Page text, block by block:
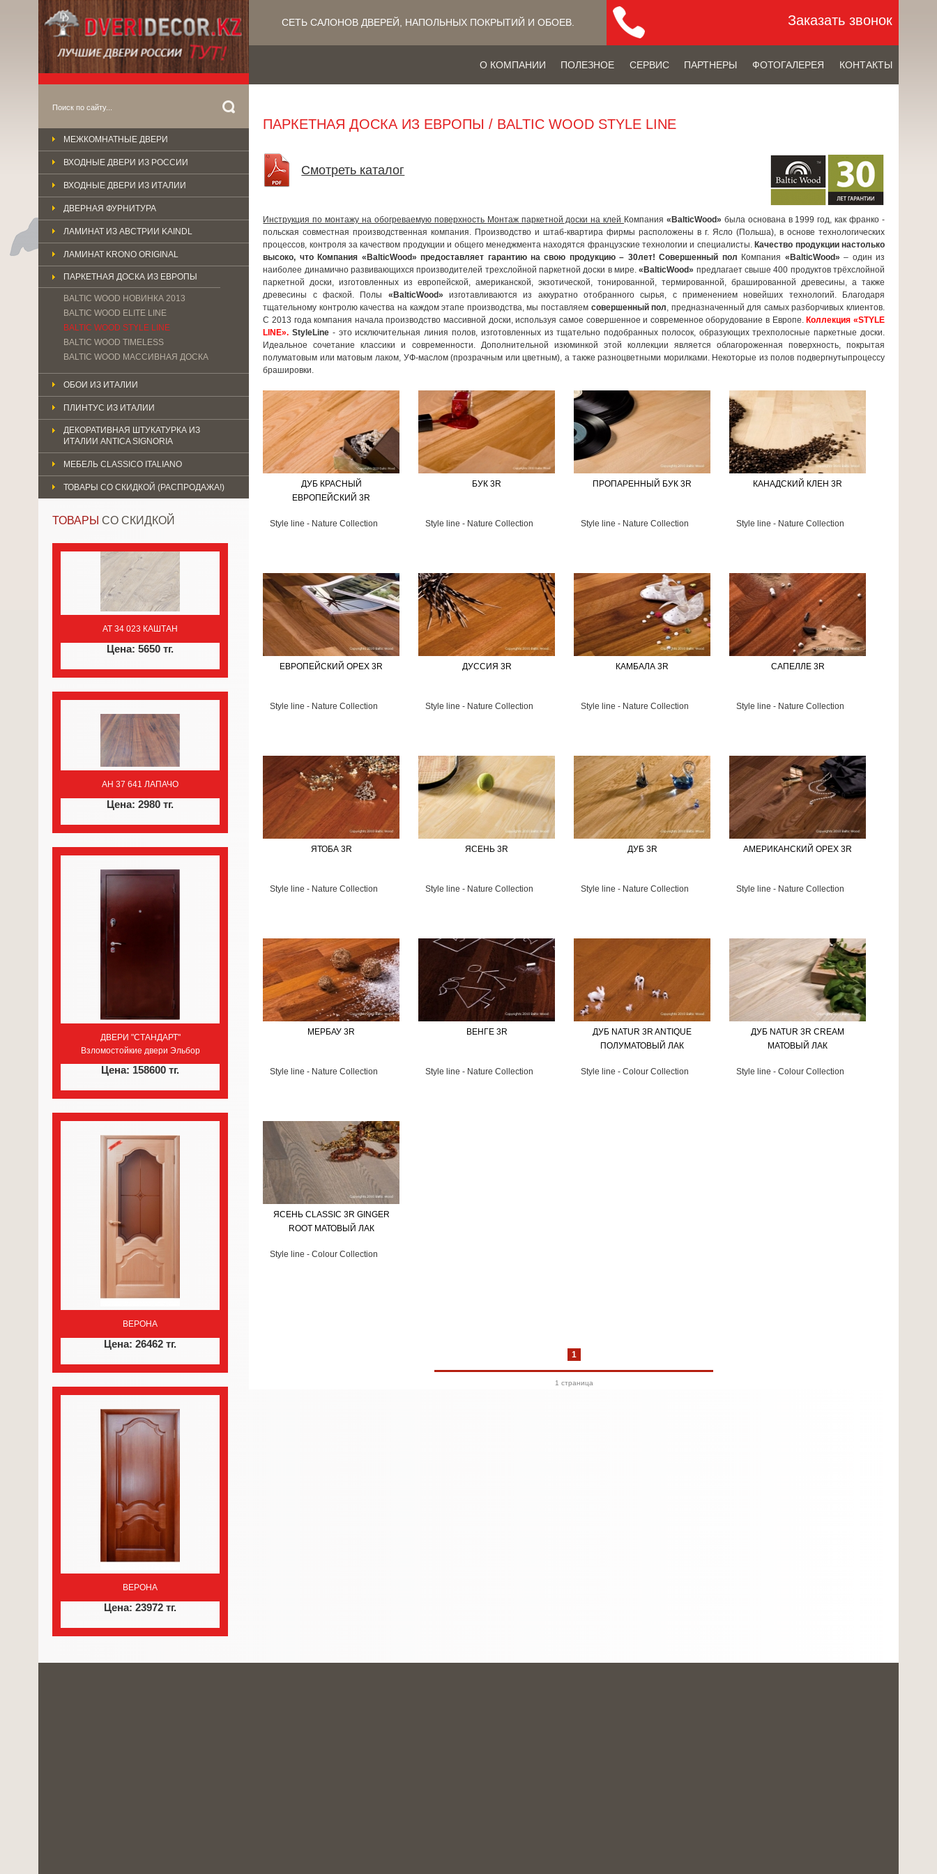
СЕТЬ САЛОНОВ ДВЕРЕЙ, НАПОЛЬНЫХ ПОКРЫТИЙ​ И ОБОЕВ. Заказать звонок
О КОМПАНИИ ПОЛЕЗНОЕ СЕРВИС ПАРТНЕРЫ ФОТОГАЛЕРЕЯ КОНТАКТЫ
МЕЖКОМНАТНЫЕ ДВЕРИ
ВХОДНЫЕ ДВЕРИ ИЗ РОССИИ
ВХОДНЫЕ ДВЕРИ ИЗ ИТАЛИИ
ДВЕРНАЯ ФУРНИТУРА
ЛАМИНАТ ИЗ АВСТРИИ KAINDL
ЛАМИНАТ KRONO ORIGINAL
ПАРКЕТНАЯ ДОСКА ИЗ ЕВРОПЫ
BALTIC WOOD НОВИНКА 2013
BALTIC WOOD ELITE LINE
BALTIC WOOD STYLE LINE
BALTIC WOOD TIMELESS
BALTIC WOOD МАССИВНАЯ ДОСКА
ОБОИ ИЗ ИТАЛИИ
ПЛИНТУС ИЗ ИТАЛИИ
ДЕКОРАТИВНАЯ ШТУКАТУРКА ИЗ
ИТАЛИИ ANTICA SIGNORIA
МЕБЕЛЬ CLASSICO ITALIANO
ТОВАРЫ СО СКИДКОЙ (РАСПРОДАЖА!)
ТОВАРЫ СО СКИДКОЙ
AT 34 023 КАШТАН
Цена: 5650 тг.
AH 37 641 ЛАПАЧО
Цена: 2980 тг.
ДВЕРИ "СТАНДАРТ"
Взломостойкие двери Эльбор
Цена: 158600 тг.
ВЕРОНА
Цена: 26462 тг.
ВЕРОНА
Цена: 23972 тг.
ПАРКЕТНАЯ ДОСКА ИЗ ЕВРОПЫ / BALTIC WOOD STYLE LINE
Смотреть каталог
Инструкция по монтажу на обогреваемую поверхность Монтаж паркетной доски на клей Компания «BalticWood» была основана в 1999 год, как франко -
польская совместная производственная компания. Производство и штаб-квартира фирмы расположены в г. Ясло (Польша), в основе технологических
процессов, контроля за качеством продукции и общего менеджмента находятся французские технологии и специалисты. Качество продукции настолько
высоко, что Компания «BalticWood» предоставляет гарантию на свою продукцию – 30лет!Совершенный пол Компания «BalticWood»– один из
наиболее динамично развивающихся производителей трехслойной паркетной доски в мире.«BalticWood» предлагает свыше 400 продуктов трёхслойной
паркетной доски, изготовленных из европейской, американской, экзотической, тонированной, термированной, брашированной древесины, а также
древесины с фаской. Полы «BalticWood»изготавливаются из аккуратно отобранного сырья, с применением новейших технологий. Благодаря
тщательному контролю качества на каждом этапе производства, мы поставляем совершенный пол, предназначенный для самых разборчивых клиентов.
С 2013 года компания начала производство массивной доски, используя самое совершенное и современное оборудование в Европе. Коллекция «STYLE
LINE».StyleLine - это исключительная линия полов, изготовленных из тщательно подобранных полосок, образующих трехполосные паркетные доски.
Идеальное сочетание классики и современности. Дополнительной изюминкой этой коллекции является облагороженная поверхность, покрытая
полуматовым или матовым лаком, УФ-маслом (прозрачным или цветным), а также разноцветными морилками. Некоторые из полов подвергнутыпроцессу
брашировки.
ДУБ КРАСНЫЙ
EВРОПЕЙСКИЙ 3R
Style line - Nature Collection
БУК 3R
Style line - Nature Collection
ПРОПАРЕННЫЙ БУК 3R
Style line - Nature Collection
КАНАДСКИЙ КЛЕН 3R
Style line - Nature Collection
ЕВРОПЕЙСКИЙ OРЕХ 3R
Style line - Nature Collection
ДУССИЯ 3R
Style line - Nature Collection
КАМБАЛА 3R
Style line - Nature Collection
САПЕЛЛЕ 3R
Style line - Nature Collection
ЯТОБА 3R
Style line - Nature Collection
ЯСЕНЬ 3R
Style line - Nature Collection
ДУБ 3R
Style line - Nature Collection
АМЕРИКАНСКИЙ OРЕХ 3R
Style line - Nature Collection
МЕРБАУ 3R
Style line - Nature Collection
ВЕНГЕ 3R
Style line - Nature Collection
ДУБ NATUR 3R ANTIQUE
ПОЛУМАТОВЫЙ ЛАК
Style line - Colour Collection
ДУБ NATUR 3R CREAM
МАТОВЫЙ ЛАК
Style line - Colour Collection
ЯСЕНЬ CLASSIC 3R GINGER
ROOT МАТОВЫЙ ЛАК
Style line - Colour Collection
1
1 cтраница